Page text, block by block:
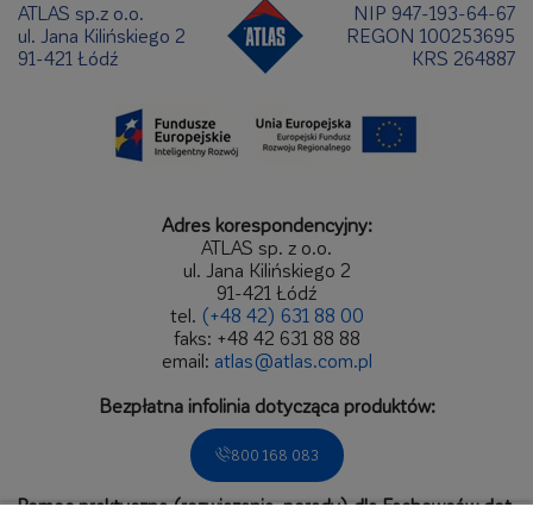
ATLAS sp.z o.o.
ul. Jana Kilińskiego 2
91-421 Łódź
NIP 947-193-64-67
REGON 100253695
KRS 264887
Adres korespondencyjny:
ATLAS sp. z o.o.
ul. Jana Kilińskiego 2
91-421 Łódź
tel. (+48 42) 631 88 00
faks: +48 42 631 88 88
email: atlas@atlas.com.pl
Bezpłatna infolinia dotycząca produktów:
800 168 083